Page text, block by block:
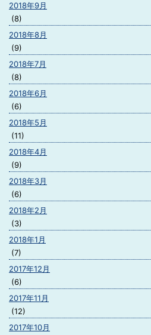
2018年9月
(8)
2018年8月
(9)
2018年7月
(8)
2018年6月
(6)
2018年5月
(11)
2018年4月
(9)
2018年3月
(6)
2018年2月
(3)
2018年1月
(7)
2017年12月
(6)
2017年11月
(12)
2017年10月